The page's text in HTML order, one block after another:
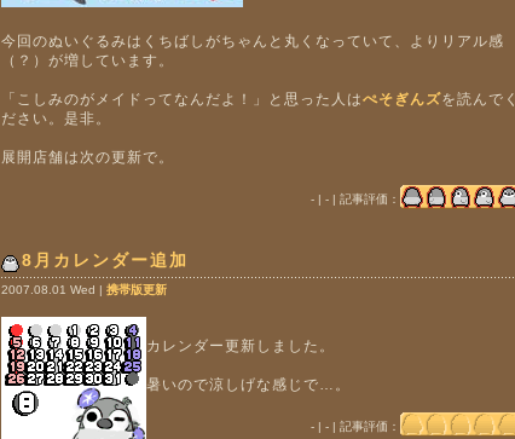
今回のぬいぐるみはくちばしがちゃんと丸くなっていて、よりリアル感
（？）が増しています。
「こしみのがメイドってなんだよ！」と思った人はぺそぎんズを読んでく
ださい。是非。
展開店舗は次の更新で。
- | - | 記事評価：
8月カレンダー追加
2007.08.01 Wed | 携帯版更新
カレンダー更新しました。
暑いので涼しげな感じで…。
- | - | 記事評価：